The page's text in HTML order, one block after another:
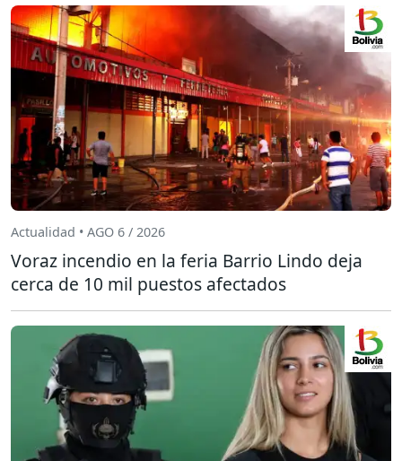
Actualidad • AGO 6 / 2026
Voraz incendio en la feria Barrio Lindo deja
cerca de 10 mil puestos afectados